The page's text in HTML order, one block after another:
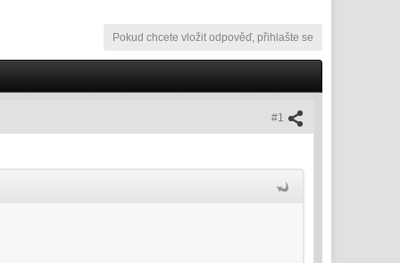
Pokud chcete vložit odpověď, přihlašte se
#1